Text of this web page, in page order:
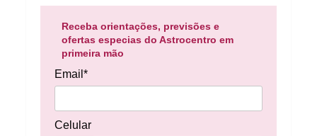
Receba orientações, previsões e
ofertas especias do Astrocentro em
primeira mão
Email*
Celular